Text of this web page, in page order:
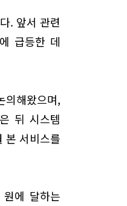
. 앞서 관련
급등한 데
의해왔으며,
뒤 시스템
본 서비스를
에 달하는